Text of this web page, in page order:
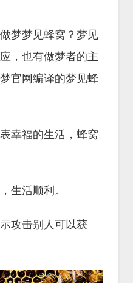
梦梦见蜂窝？梦见
，也有做梦者的主
官网编译的梦见蜂
幸福的生活，蜂窝
生活顺利。
攻击别人可以获